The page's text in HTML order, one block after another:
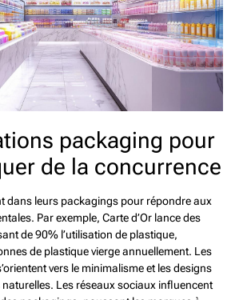
packaging pour
de la concurrence
dans leurs packagings pour répondre aux
Par exemple, Carte d’Or lance des
de 90% l’utilisation de plastique,
de plastique vierge annuellement. Les
vers le minimalisme et les designs
Les réseaux sociaux influencent